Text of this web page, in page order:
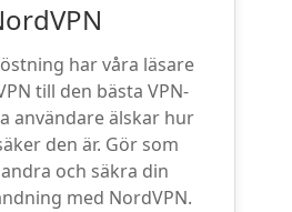
har våra läsare
till den bästa VPN-
användare älskar hur
den är. Gör som
och säkra din
med NordVPN.